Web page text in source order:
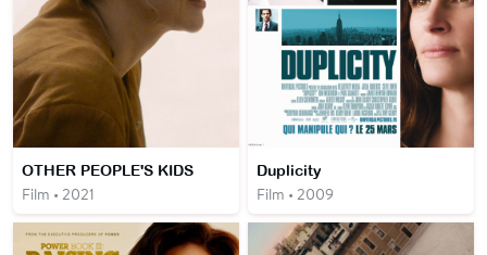
OTHER PEOPLE'S KIDS
Film • 2021
Duplicity
Film • 2009